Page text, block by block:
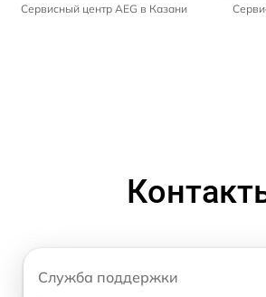
Сервисный центр AEG в Казани
Служба поддержки